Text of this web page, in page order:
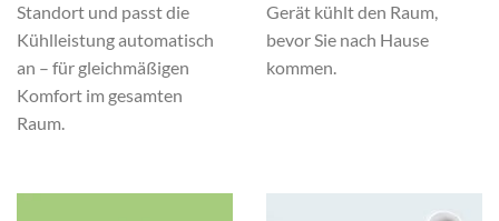
Standort und passt die
Kühlleistung automatisch
an – für gleichmäßigen
Komfort im gesamten
Raum.
Gerät kühlt den Raum,
bevor Sie nach Hause
kommen.